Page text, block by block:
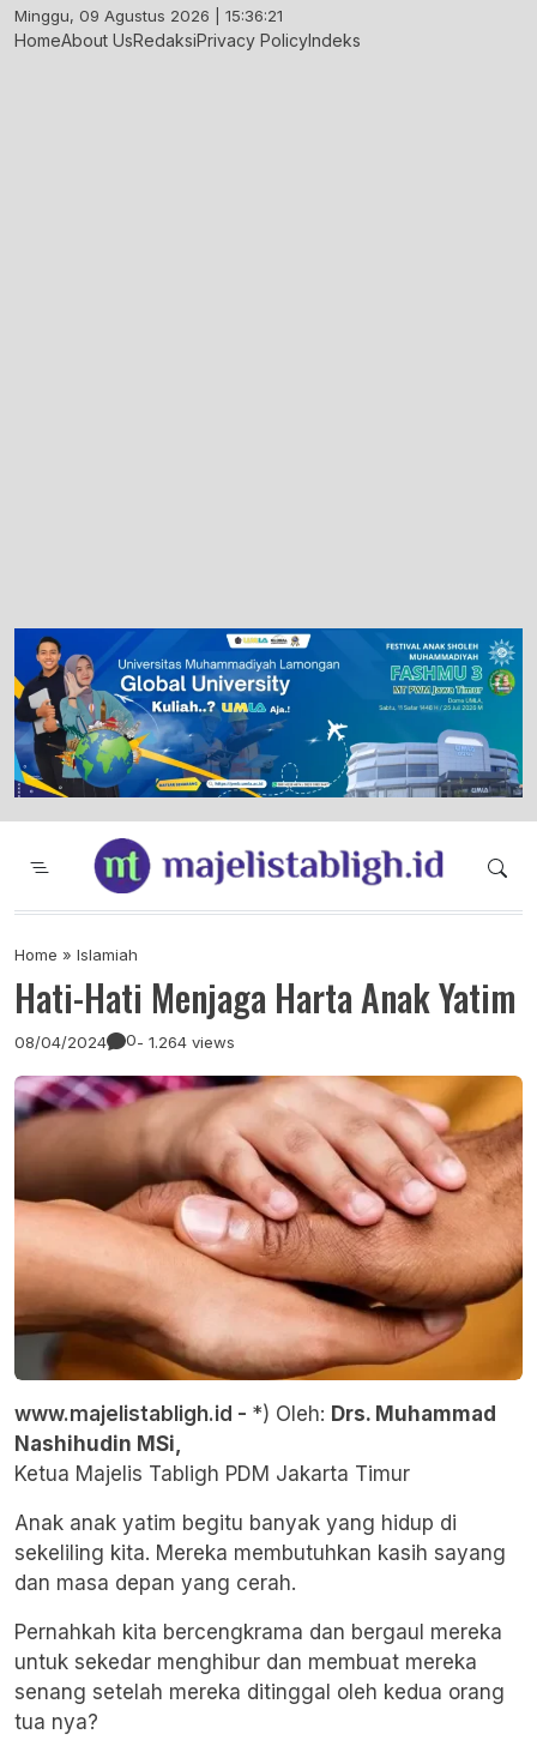
Skip
to
Minggu, 09 Agustus 2026 | 15:36:22
HomeAbout UsRedaksiPrivacy PolicyIndeks
Majelis Tabligh Muhammadiyah
Syiar Dakwah Islam Berkemajuan dan
Home » Islamiah
Hati-Hati Menjaga Harta Anak Yatim
08/04/2024 0- 1.264 views
www.majelistabligh.id - *) Oleh: Drs. Muhammad
Nashihudin MSi,
Ketua Majelis Tabligh PDM Jakarta Timur
Anak anak yatim begitu banyak yang hidup di
sekeliling kita. Mereka membutuhkan kasih sayang
dan masa depan yang cerah.
Pernahkah kita bercengkrama dan bergaul mereka
untuk sekedar menghibur dan membuat mereka
senang setelah mereka ditinggal oleh kedua orang
tua nya?